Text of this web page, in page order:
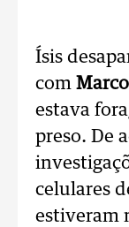
Ísis
com
estava
preso. De
celulares
estiveram